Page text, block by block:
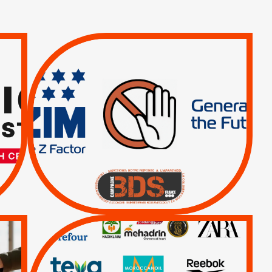
RESPECT DU DROIT
INTERNATIONAL ?
TRUMP, MACRON :
MÊME COMBAT
| Actus |
| Boycott militaire |
Lettres d'interpellation
QUE BOYCOTTER ?
BOYCOTT DÉSINVESTISSEMENT
Actus | Ahava